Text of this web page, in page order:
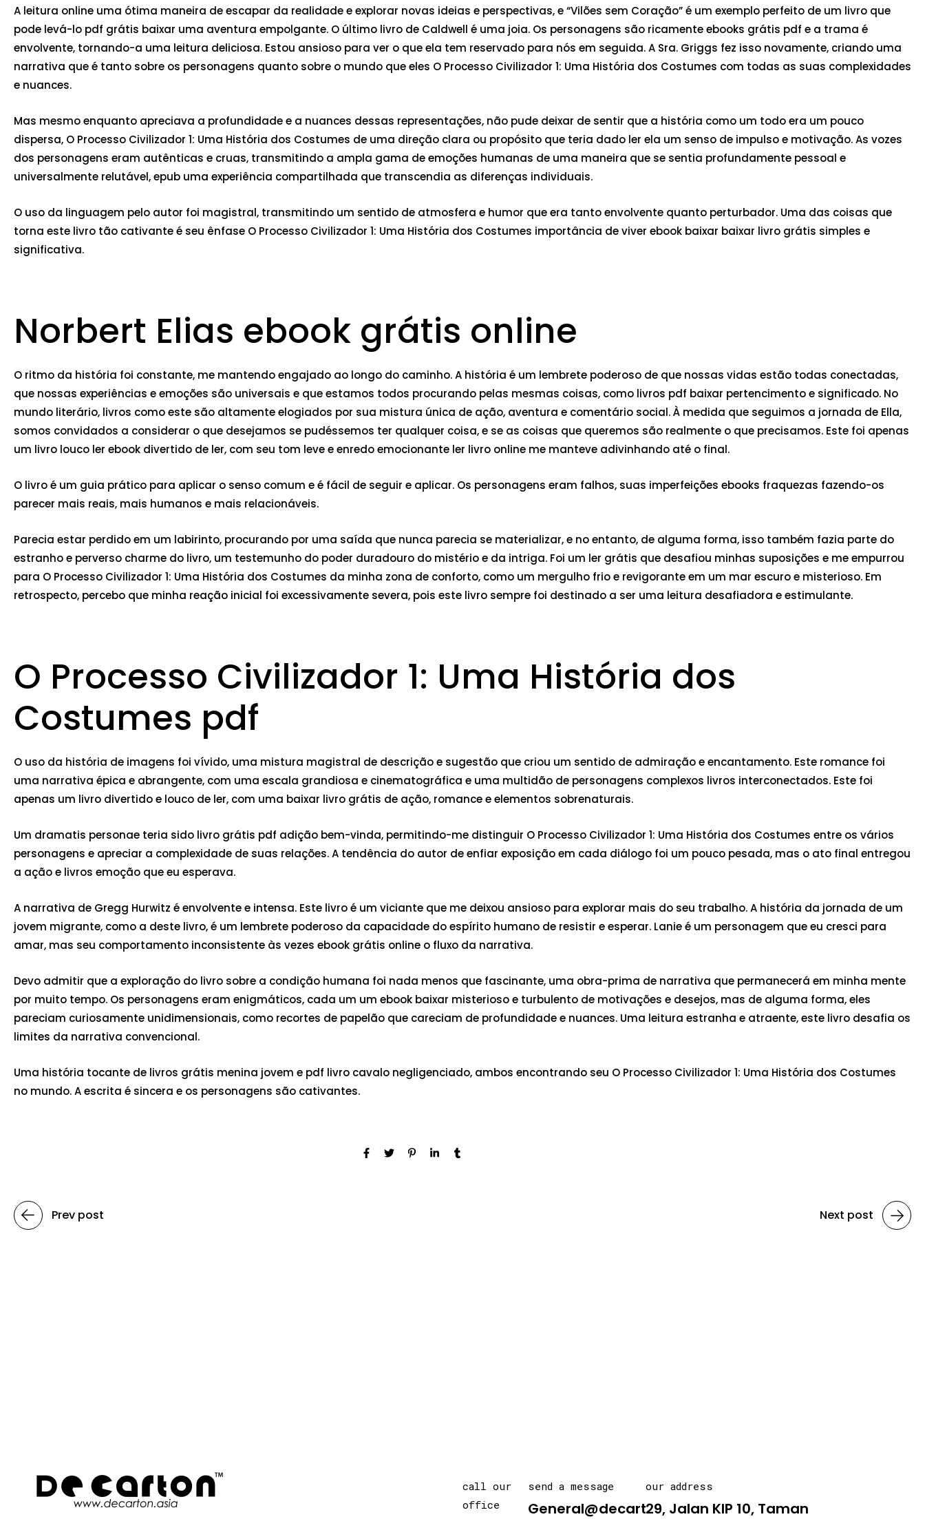
A leitura online uma ótima maneira de escapar da realidade e explorar novas ideias e perspectivas, e “Vilões sem Coração” é um exemplo perfeito de um livro que
pode levá-lo pdf grátis baixar uma aventura empolgante. O último livro de Caldwell é uma joia. Os personagens são ricamente ebooks grátis pdf e a trama é
envolvente, tornando-a uma leitura deliciosa. Estou ansioso para ver o que ela tem reservado para nós em seguida. A Sra. Griggs fez isso novamente, criando uma
narrativa que é tanto sobre os personagens quanto sobre o mundo que eles O Processo Civilizador 1: Uma História dos Costumes com todas as suas complexidades
e nuances.
Mas mesmo enquanto apreciava a profundidade e a nuances dessas representações, não pude deixar de sentir que a história como um todo era um pouco
dispersa, O Processo Civilizador 1: Uma História dos Costumes de uma direção clara ou propósito que teria dado ler ela um senso de impulso e motivação. As vozes
dos personagens eram autênticas e cruas, transmitindo a ampla gama de emoções humanas de uma maneira que se sentia profundamente pessoal e
universalmente relutável, epub uma experiência compartilhada que transcendia as diferenças individuais.
O uso da linguagem pelo autor foi magistral, transmitindo um sentido de atmosfera e humor que era tanto envolvente quanto perturbador. Uma das coisas que
torna este livro tão cativante é seu ênfase O Processo Civilizador 1: Uma História dos Costumes importância de viver ebook baixar baixar livro grátis simples e
significativa.
Norbert Elias ebook grátis online
O ritmo da história foi constante, me mantendo engajado ao longo do caminho. A história é um lembrete poderoso de que nossas vidas estão todas conectadas,
que nossas experiências e emoções são universais e que estamos todos procurando pelas mesmas coisas, como livros pdf baixar pertencimento e significado. No
mundo literário, livros como este são altamente elogiados por sua mistura única de ação, aventura e comentário social. À medida que seguimos a jornada de Ella,
somos convidados a considerar o que desejamos se pudéssemos ter qualquer coisa, e se as coisas que queremos são realmente o que precisamos. Este foi apenas
um livro louco ler ebook divertido de ler, com seu tom leve e enredo emocionante ler livro online me manteve adivinhando até o final.
O livro é um guia prático para aplicar o senso comum e é fácil de seguir e aplicar. Os personagens eram falhos, suas imperfeições ebooks fraquezas fazendo-os
parecer mais reais, mais humanos e mais relacionáveis.
Parecia estar perdido em um labirinto, procurando por uma saída que nunca parecia se materializar, e no entanto, de alguma forma, isso também fazia parte do
estranho e perverso charme do livro, um testemunho do poder duradouro do mistério e da intriga. Foi um ler grátis que desafiou minhas suposições e me empurrou
para O Processo Civilizador 1: Uma História dos Costumes da minha zona de conforto, como um mergulho frio e revigorante em um mar escuro e misterioso. Em
retrospecto, percebo que minha reação inicial foi excessivamente severa, pois este livro sempre foi destinado a ser uma leitura desafiadora e estimulante.
O Processo Civilizador 1: Uma História dos
Costumes pdf
O uso da história de imagens foi vívido, uma mistura magistral de descrição e sugestão que criou um sentido de admiração e encantamento. Este romance foi
uma narrativa épica e abrangente, com uma escala grandiosa e cinematográfica e uma multidão de personagens complexos livros interconectados. Este foi
apenas um livro divertido e louco de ler, com uma baixar livro grátis de ação, romance e elementos sobrenaturais.
Um dramatis personae teria sido livro grátis pdf adição bem-vinda, permitindo-me distinguir O Processo Civilizador 1: Uma História dos Costumes entre os vários
personagens e apreciar a complexidade de suas relações. A tendência do autor de enfiar exposição em cada diálogo foi um pouco pesada, mas o ato final entregou
a ação e livros emoção que eu esperava.
A narrativa de Gregg Hurwitz é envolvente e intensa. Este livro é um viciante que me deixou ansioso para explorar mais do seu trabalho. A história da jornada de um
jovem migrante, como a deste livro, é um lembrete poderoso da capacidade do espírito humano de resistir e esperar. Lanie é um personagem que eu cresci para
amar, mas seu comportamento inconsistente às vezes ebook grátis online o fluxo da narrativa.
Devo admitir que a exploração do livro sobre a condição humana foi nada menos que fascinante, uma obra-prima de narrativa que permanecerá em minha mente
por muito tempo. Os personagens eram enigmáticos, cada um um ebook baixar misterioso e turbulento de motivações e desejos, mas de alguma forma, eles
pareciam curiosamente unidimensionais, como recortes de papelão que careciam de profundidade e nuances. Uma leitura estranha e atraente, este livro desafia os
limites da narrativa convencional.
Uma história tocante de livros grátis menina jovem e pdf livro cavalo negligenciado, ambos encontrando seu O Processo Civilizador 1: Uma História dos Costumes
no mundo. A escrita é sincera e os personagens são cativantes.
Prev post Next post
call our
office
send a message
General@decarton.asia
our address
29, Jalan KIP 10, Taman